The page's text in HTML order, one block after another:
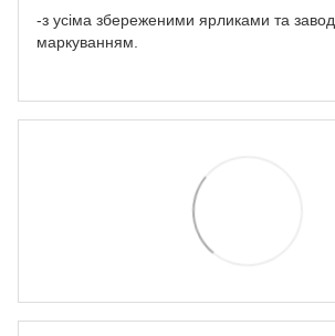
-з усіма збереженими ярликами та
маркуванням.